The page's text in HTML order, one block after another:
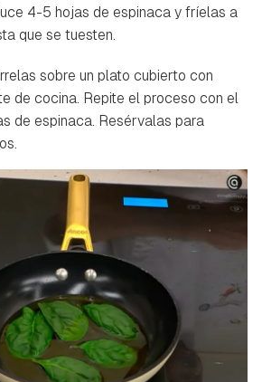
4-5 hojas de espinaca y fríelas a
que se tuesten.
sobre un plato cubierto con
de cocina. Repite el proceso con el
de espinaca. Resérvalas para